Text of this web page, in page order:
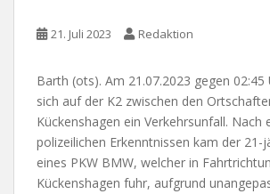
21. Juli 2023 Redaktion
Barth (ots). Am 21.07.2023 gegen 02:45
sich auf der K2 zwischen den
Kückenshagen ein Verkehrsunfall. Nach
polizeilichen Erkenntnissen kam der 21-
eines PKW BMW, welcher in
Kückenshagen fuhr, aufgrund